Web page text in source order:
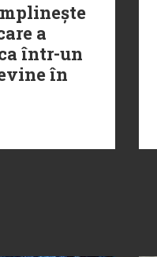
a
într-un
în